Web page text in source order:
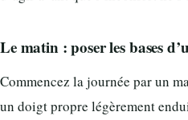
Le matin : poser les bases
Commencez la journée par un
un doigt propre légèrement